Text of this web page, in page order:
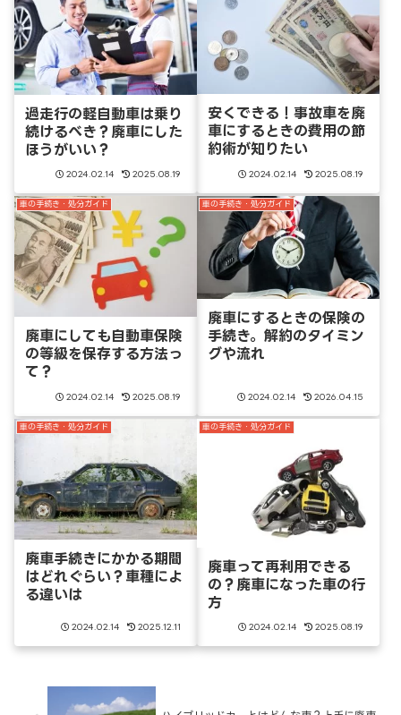
過走行の軽自動車は乗り
続けるべき？廃車にした
ほうがいい？
2024.02.14 2025.08.19
安くできる！事故車を廃
車にするときの費用の節
約術が知りたい
2024.02.14 2025.08.19
車の手続き・処分ガイド
廃車にしても自動車保険
の等級を保存する方法っ
て？
2024.02.14 2025.08.19
車の手続き・処分ガイド
廃車にするときの保険の
手続き。解約のタイミン
グや流れ
2024.02.14 2026.04.15
車の手続き・処分ガイド
廃車手続きにかかる期間
はどれぐらい？車種によ
る違いは
2024.02.14 2025.12.11
車の手続き・処分ガイド
廃車って再利用できる
の？廃車になった車の行
方
2024.02.14 2025.08.19